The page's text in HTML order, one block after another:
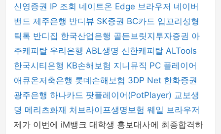
신영증권 IP 조회 네이트온 Edge 브라우저 네이버
밴드 제주은행 반디뷰 SK증권 BC카드 입꼬리성형
틱톡 반디집 한국산업은행 골든브릿지투자증권 아
주캐피탈 우리은행 ABL생명 신한캐피탈 ALTools
한국시티은행 KB손해보험 지니뮤직 PC 플레이어
애큐온저축은행 롯데손해보험 3DP Net 한화증권
광주은행 하나카드 팟플레이어(PotPlayer) 교보생
명 메리츠화재 처브라이프생명보험 웨일 브라우저
제가 이번에 iM뱅크 대학생 홍보대사에 최종합격하